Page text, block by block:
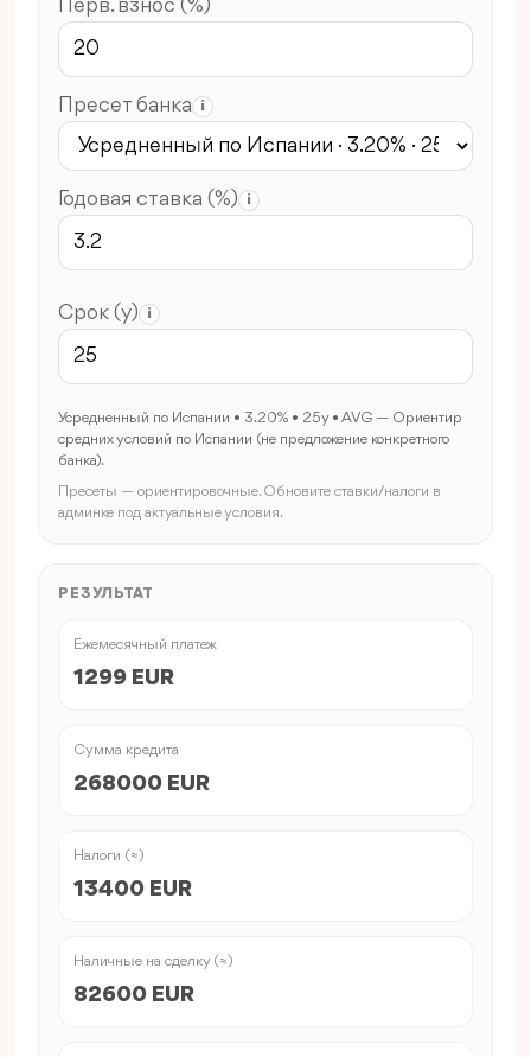
Перв. взнос (%)
Пресет банка i
Годовая ставка (%) i
Срок (y) i
Усредненный по Испании • 3.20% • 25y • AVG — Ориентир
средних условий по Испании (не предложение конкретного
банка).
Пресеты — ориентировочные. Обновите ставки/налоги в
админке под актуальные условия.
РЕЗУЛЬТАТ
Ежемесячный платеж
1299 EUR
Сумма кредита
268000 EUR
Налоги (≈)
13400 EUR
Наличные на сделку (≈)
82600 EUR